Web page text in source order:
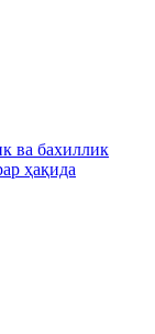
ва бахиллик
ҳақида